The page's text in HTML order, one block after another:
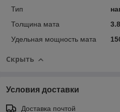
Тип
Толщина мата
Удельная мощность мата
Скрыть
Условия доставки
Доставка почтой